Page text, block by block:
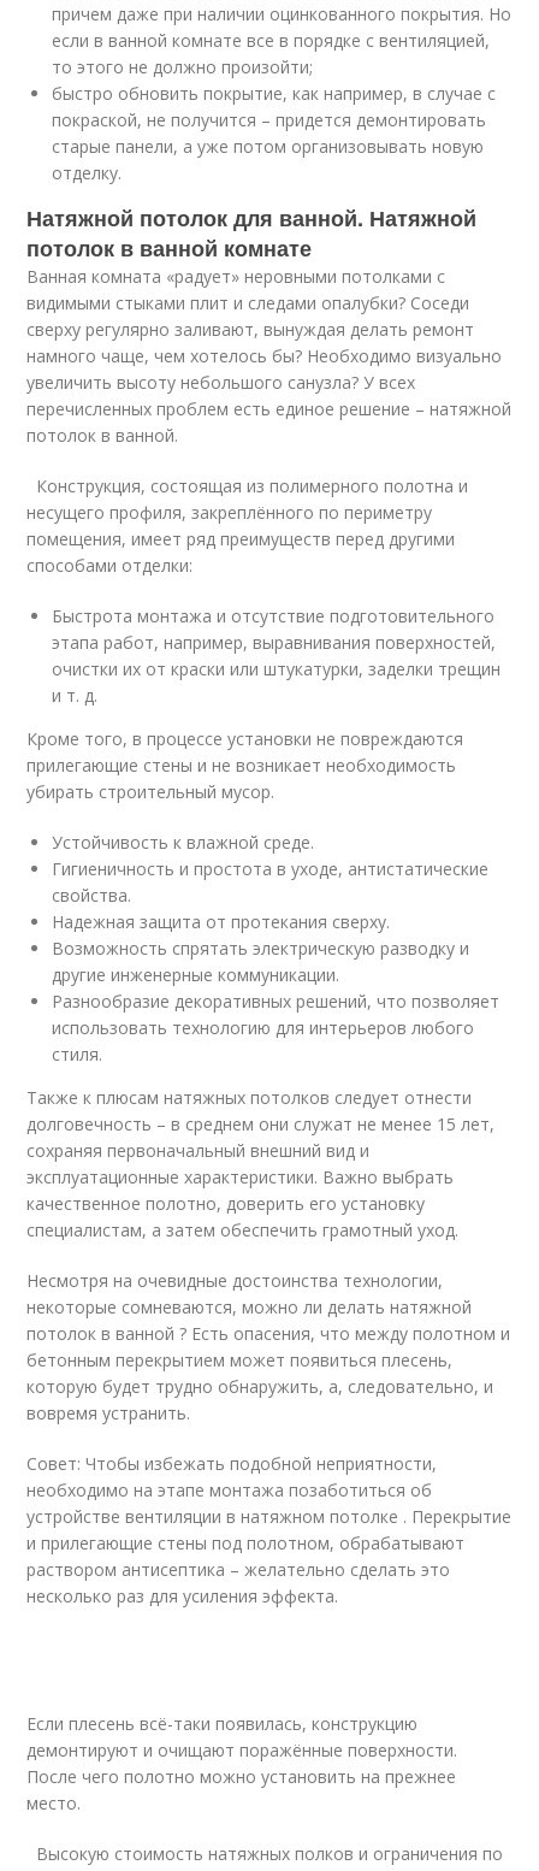
причем даже при наличии оцинкованного покрытия. Но
если в ванной комнате все в порядке с вентиляцией,
то этого не должно произойти;
быстро обновить покрытие, как например, в случае с
покраской, не получится – придется демонтировать
старые панели, а уже потом организовывать новую
отделку.
Натяжной потолок для ванной. Натяжной
потолок в ванной комнате
Ванная комната «радует» неровными потолками с
видимыми стыками плит и следами опалубки? Соседи
сверху регулярно заливают, вынуждая делать ремонт
намного чаще, чем хотелось бы? Необходимо визуально
увеличить высоту небольшого санузла? У всех
перечисленных проблем есть единое решение – натяжной
потолок в ванной.
Конструкция, состоящая из полимерного полотна и
несущего профиля, закреплённого по периметру
помещения, имеет ряд преимуществ перед другими
способами отделки:
Быстрота монтажа и отсутствие подготовительного
этапа работ, например, выравнивания поверхностей,
очистки их от краски или штукатурки, заделки трещин
и т. д.
Кроме того, в процессе установки не повреждаются
прилегающие стены и не возникает необходимость
убирать строительный мусор.
Устойчивость к влажной среде.
Гигиеничность и простота в уходе, антистатические
свойства.
Надежная защита от протекания сверху.
Возможность спрятать электрическую разводку и
другие инженерные коммуникации.
Разнообразие декоративных решений, что позволяет
использовать технологию для интерьеров любого
стиля.
Также к плюсам натяжных потолков следует отнести
долговечность – в среднем они служат не менее 15 лет,
сохраняя первоначальный внешний вид и
эксплуатационные характеристики. Важно выбрать
качественное полотно, доверить его установку
специалистам, а затем обеспечить грамотный уход.
Несмотря на очевидные достоинства технологии,
некоторые сомневаются, можно ли делать натяжной
потолок в ванной ? Есть опасения, что между полотном и
бетонным перекрытием может появиться плесень,
которую будет трудно обнаружить, а, следовательно, и
вовремя устранить.
Совет: Чтобы избежать подобной неприятности,
необходимо на этапе монтажа позаботиться об
устройстве вентиляции в натяжном потолке . Перекрытие
и прилегающие стены под полотном, обрабатывают
раствором антисептика – желательно сделать это
несколько раз для усиления эффекта.
Если плесень всё-таки появилась, конструкцию
демонтируют и очищают поражённые поверхности.
После чего полотно можно установить на прежнее
место.
Высокую стоимость натяжных полков и ограничения по